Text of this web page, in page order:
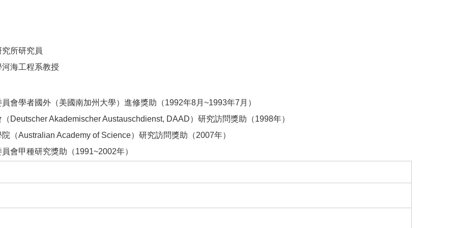
所研究員
海工程系教授
會學者國外（美國南加州大學）進修獎助（1992年8月~1993年7月）
Deutscher Akademischer Austauschdienst, DAAD）研究訪問獎助（1998年）
（Australian Academy of Science）研究訪問獎助（2007年）
會甲種研究獎助（1991~2002年）